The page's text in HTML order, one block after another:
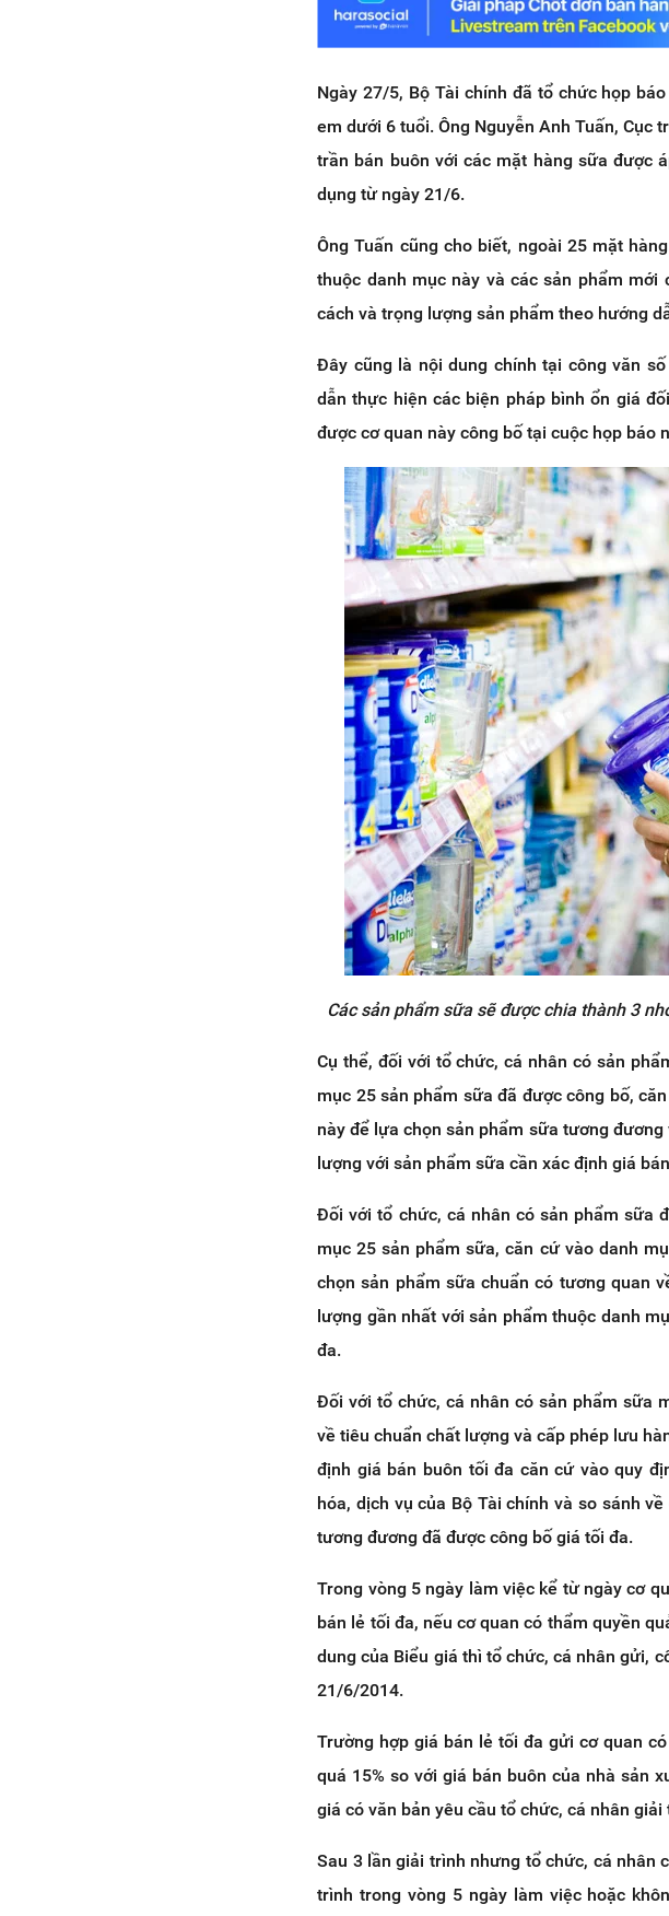
Ngày 27/5, Bộ Tài chính đã tổ chức họp
em dưới 6 tuổi. Ông Nguyễn Anh Tuấn, Cục
trần bán buôn với các mặt hàng sữa được
dụng từ ngày 21/6.
Ông Tuấn cũng cho biết, ngoài 25 mặt
thuộc danh mục này và các sản phẩm
cách và trọng lượng sản phẩm theo hướng
Đây cũng là nội dung chính tại công văn
dẫn thực hiện các biện pháp bình ổn giá
được cơ quan này công bố tại cuộc họp báo
Các sản phẩm sữa sẽ được chia thành 3
Cụ thể, đối với tổ chức, cá nhân có sản
mục 25 sản phẩm sữa đã được công bố,
này để lựa chọn sản phẩm sữa tương
lượng với sản phẩm sữa cần xác định giá
Đối với tổ chức, cá nhân có sản phẩm sữa
mục 25 sản phẩm sữa, căn cứ vào danh
chọn sản phẩm sữa chuẩn có tương quan
lượng gần nhất với sản phẩm thuộc danh
đa.
Đối với tổ chức, cá nhân có sản phẩm sữa
về tiêu chuẩn chất lượng và cấp phép lưu
định giá bán buôn tối đa căn cứ vào quy
hóa, dịch vụ của Bộ Tài chính và so sánh
tương đương đã được công bố giá tối đa.
Trong vòng 5 ngày làm việc kể từ ngày cơ
bán lẻ tối đa, nếu cơ quan có thẩm quyền
dung của Biểu giá thì tổ chức, cá nhân gửi,
21/6/2014.
Trường hợp giá bán lẻ tối đa gửi cơ quan
quá 15% so với giá bán buôn của nhà sản
giá có văn bản yêu cầu tổ chức, cá nhân
Sau 3 lần giải trình nhưng tổ chức, cá nhân
trình trong vòng 5 ngày làm việc hoặc